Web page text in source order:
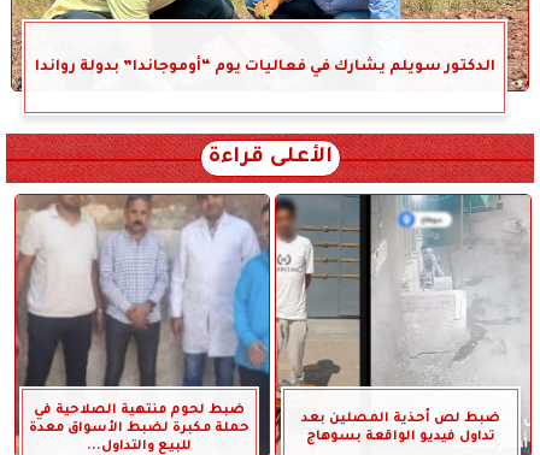
الدكتور سويلم يشارك في فعاليات يوم “أوموجاندا” بدولة رواندا
الأعلى قراءة
ضبط لص أحذية المصلين بعد
تداول فيديو الواقعة بسوهاج
ضبط لحوم منتهية الصلاحية في
حملة مكبرة لضبط الأسواق معدة
للبيع والتداول...